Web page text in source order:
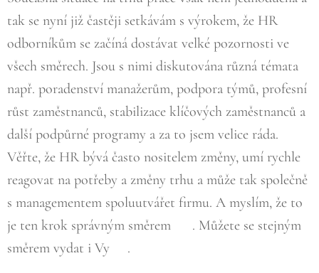
tak se nyní již častěji setkávám s výrokem, že HR
odborníkům se začíná dostávat velké pozornosti ve
všech směrech. Jsou s nimi diskutována různá témata
např. poradenství manažerům, podpora týmů, profesní
růst zaměstnanců, stabilizace klíčových zaměstnanců a
další podpůrné programy a za to jsem velice ráda.
Věřte, že HR bývá často nositelem změny, umí rychle
reagovat na potřeby a změny trhu a může tak společně
s managementem spoluutvářet firmu. A myslím, že to
je ten krok správným směrem ☺. Můžete se stejným
směrem vydat i Vy☺.